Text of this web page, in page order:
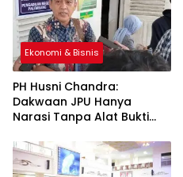
Ekonomi & Bisnis
PH Husni Chandra:
Dakwaan JPU Hanya
Narasi Tanpa Alat Bukti